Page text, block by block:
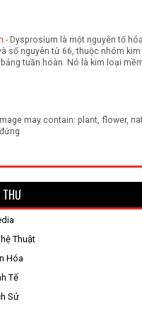
- Dysprosium là một nguyên tố
số nguyên tử 66, thuộc nhóm
tuần hoàn. Nó là kim loại
may contain: plant, flower,
THƯ
Thuật
Hóa
Tế
Sử